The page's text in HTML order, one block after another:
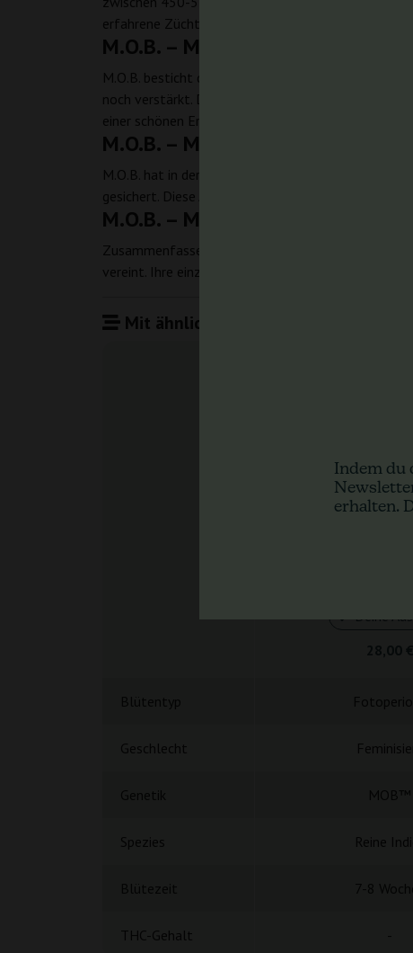
erfahrene Züchter.
M.O.B. – M.O.B. by T.H. Seeds –
M.O.B. besticht durch ihre auffälligen visuellen
noch verstärkt. Diese Färbung, kombiniert mit
einer schönen Ergänzung für jeden Garten.
M.O.B. – M.O.B. by T.H. Seeds –
M.O.B. hat in der Cannabis-Community
gesichert. Diese Auszeichnung unterstreicht die
M.O.B. – M.O.B. by T.H. Seeds –
Zusammenfassend ist M.O.B. by T.H. Seeds eine
vereint. Ihre einzigartigen Eigenschaften machen
Mit ähnlichen Produkten vergleichen:
Deine
Geschlecht
Spezies Reine
THC-Gehalt -
Indem du
erhalten.